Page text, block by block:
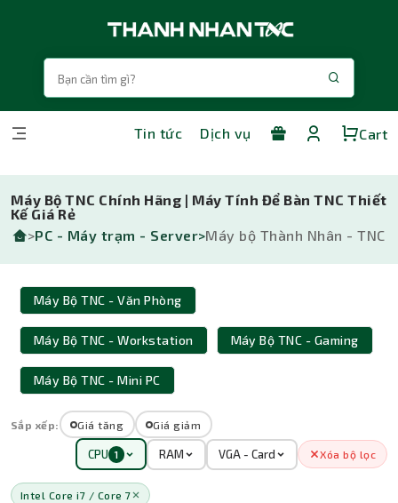
Tin tức Dịch vụ Cart
Máy Bộ TNC Chính Hãng | Máy Tính Để Bàn TNC Thiết
Kế Giá Rẻ
>PC - Máy trạm - Server>Máy bộ Thành Nhân - TNC
Máy Bộ TNC - Văn Phòng
Máy Bộ TNC - Workstation Máy Bộ TNC - Gaming
Máy Bộ TNC - Mini PC
Sắp xếp: Giá tăng Giá giảm
CPU 1 RAM VGA - Card Xóa bộ lọc
Intel Core i7 / Core 7